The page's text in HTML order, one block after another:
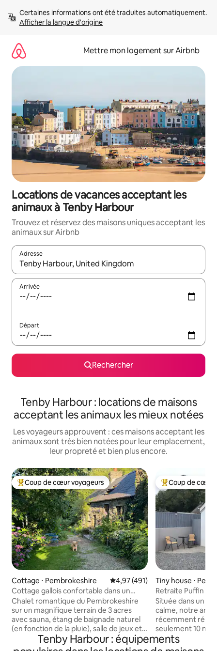
directement
Afficher la langue d'origine
Mettre mon logement sur Airbnb
Locations de vacances acceptant les
animaux à Tenby Harbour
Trouvez et réservez des maisons uniques acceptant les
animaux sur Airbnb
Adresse
Lorsque les résultats s'affichent, utilisez les flèches vers le
Arrivée
Départ
Rechercher
Tenby Harbour : locations de maisons
acceptant les animaux les mieux notées
Les voyageurs approuvent : ces maisons acceptant les
animaux sont très bien notées pour leur emplacement,
leur propreté et bien plus encore.
Coups de cœur voyageurs les plus appréciés
Coup de cœur voyageurs
Cottage ⋅ Pembrokeshire Évaluation moyenne sur la
4,97 (491)
Cottage gallois confortable dans un
terrain idyllique de 3 acres
Chalet romantique du Pembrokeshire
sur un magnifique terrain de 3 acres
avec sauna, étang de baignade naturel
(en fonction de la pluie), salle de jeux et
kayaks. Promenades sur les collines à
votre porte, superbes plages et
Coups de cœur
Coup de cœur
Tiny house ⋅
Retraite Puffin
Située dans un
calme, notre
récemment
seulement 10
ville. Il peut
comprend une
Tenby Harbour : équipements